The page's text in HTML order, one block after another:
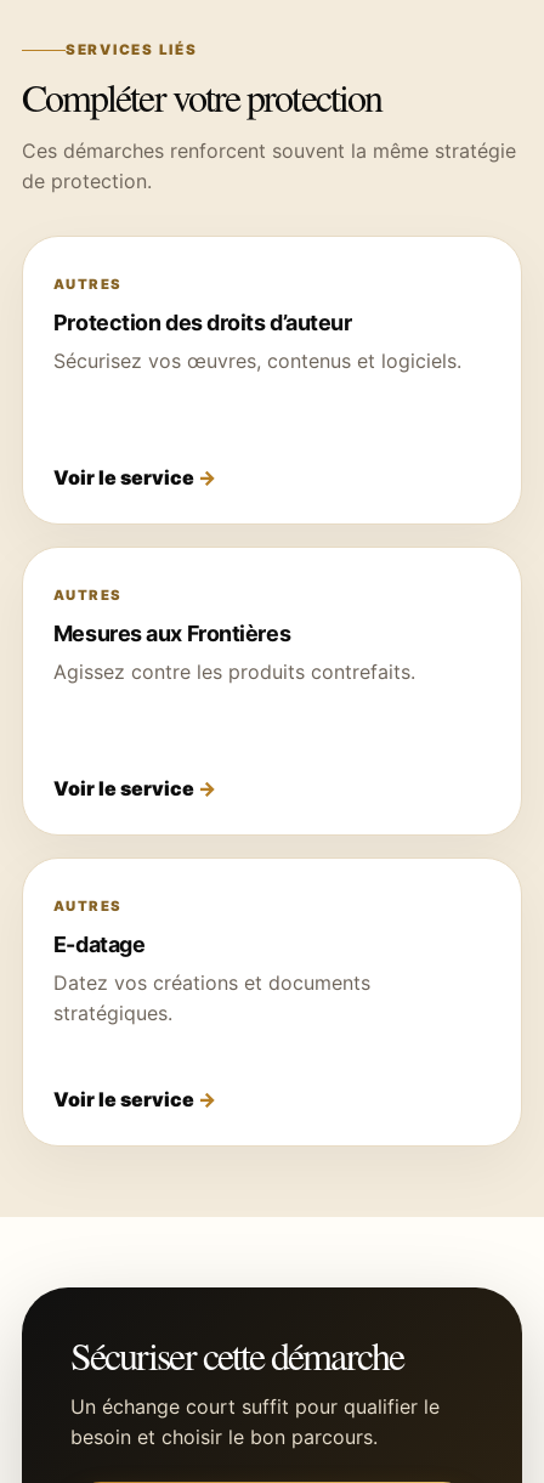
SERVICES LIÉS
Compléter votre protection
Ces démarches renforcent souvent la même stratégie
de protection.
AUTRES
Protection des droits d’auteur
Sécurisez vos œuvres, contenus et logiciels.
Voir le service
AUTRES
Mesures aux Frontières
Agissez contre les produits contrefaits.
Voir le service
AUTRES
E-datage
Datez vos créations et documents
stratégiques.
Voir le service
Sécuriser cette démarche
Un échange court suffit pour qualifier le
besoin et choisir le bon parcours.